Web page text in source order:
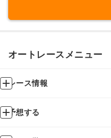
オートレースメニュー
レース情報
予想する